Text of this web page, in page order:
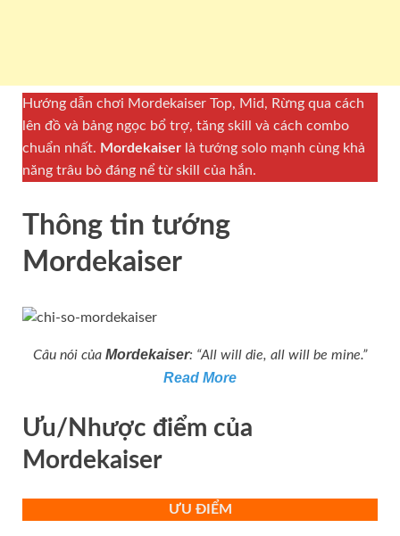
Hướng dẫn chơi Mordekaiser Top, Mid, Rừng qua cách
lên đồ và bảng ngọc bổ trợ, tăng skill và cách combo
chuẩn nhất. Mordekaiser là tướng solo mạnh cùng khả
năng trâu bò đáng nể từ skill của hắn.
Thông tin tướng
Mordekaiser
Câu nói của Mordekaiser: “All will die, all will be mine.”
Read More
Ưu/Nhược điểm của
Mordekaiser
ƯU ĐIỂM